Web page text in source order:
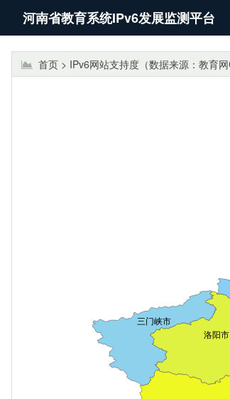
河南省教育系统IPv6发展监测平台
首页 > IPv6网站支持度（数据来源：教育网